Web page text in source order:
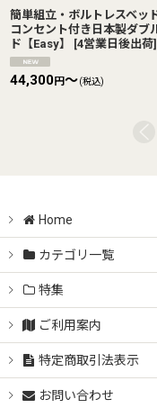
簡単組立・ボルトレスベッ
コンセント付き日本製ダブ
ド【Easy】
[4営業日後出荷]
44,300円～(税込)
Home
カテゴリ一覧
特集
ご利用案内
特定商取引法表示
お問い合わせ